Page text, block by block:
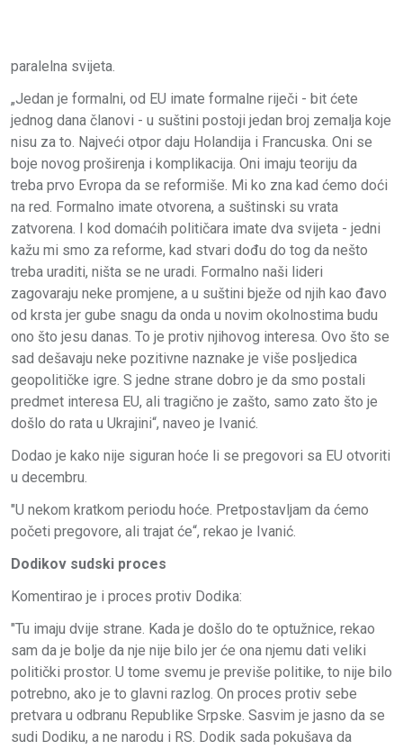
paralelna svijeta.
„Jedan je formalni, od EU imate formalne riječi - bit ćete
jednog dana članovi - u suštini postoji jedan broj zemalja koje
nisu za to. Najveći otpor daju Holandija i Francuska. Oni se
boje novog proširenja i komplikacija. Oni imaju teoriju da
treba prvo Evropa da se reformiše. Mi ko zna kad ćemo doći
na red. Formalno imate otvorena, a suštinski su vrata
zatvorena. I kod domaćih političara imate dva svijeta - jedni
kažu mi smo za reforme, kad stvari dođu do tog da nešto
treba uraditi, ništa se ne uradi. Formalno naši lideri
zagovaraju neke promjene, a u suštini bježe od njih kao đavo
od krsta jer gube snagu da onda u novim okolnostima budu
ono što jesu danas. To je protiv njihovog interesa. Ovo što se
sad dešavaju neke pozitivne naznake je više posljedica
geopolitičke igre. S jedne strane dobro je da smo postali
predmet interesa EU, ali tragično je zašto, samo zato što je
došlo do rata u Ukrajini“, naveo je Ivanić.
Dodao je kako nije siguran hoće li se pregovori sa EU otvoriti
u decembru.
"U nekom kratkom periodu hoće. Pretpostavljam da ćemo
početi pregovore, ali trajat će“, rekao je Ivanić.
Dodikov sudski proces
Komentirao je i proces protiv Dodika:
"Tu imaju dvije strane. Kada je došlo do te optužnice, rekao
sam da je bolje da nje nije bilo jer će ona njemu dati veliki
politički prostor. U tome svemu je previše politike, to nije bilo
potrebno, ako je to glavni razlog. On proces protiv sebe
pretvara u odbranu Republike Srpske. Sasvim je jasno da se
sudi Dodiku, a ne narodu i RS. Dodik sada pokušava da